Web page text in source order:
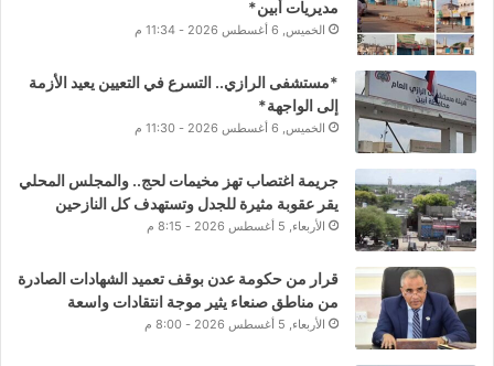
مديريات أبين*
الخميس, 6 أغسطس 2026 - 11:34 م
*مستشفى الرازي.. التسرع في التعيين يعيد الأزمة
إلى الواجهة*
الخميس, 6 أغسطس 2026 - 11:30 م
جريمة اغتصاب تهز مخيمات لحج.. والمجلس المحلي
يقر عقوبة مثيرة للجدل وتستهدف كل النازحين
الأربعاء, 5 أغسطس 2026 - 8:15 م
قرار من حكومة عدن بوقف تعميد الشهادات الصادرة
من مناطق صنعاء يثير موجة انتقادات واسعة
الأربعاء, 5 أغسطس 2026 - 8:00 م